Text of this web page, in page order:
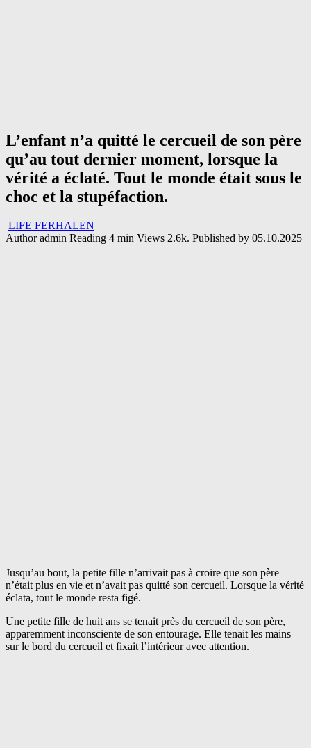
L’enfant n’a quitté le cercueil de son père
qu’au tout dernier moment, lorsque la
vérité a éclaté. Tout le monde était sous le
choc et la stupéfaction.
LIFE FERHALEN
Author admin Reading 4 min Views 2.6k. Published by 05.10.2025
Jusqu’au bout, la petite fille n’arrivait pas à croire que son père
n’était plus en vie et n’avait pas quitté son cercueil. Lorsque la vérité
éclata, tout le monde resta figé.
Une petite fille de huit ans se tenait près du cercueil de son père,
apparemment inconsciente de son entourage. Elle tenait les mains
sur le bord du cercueil et fixait l’intérieur avec attention.